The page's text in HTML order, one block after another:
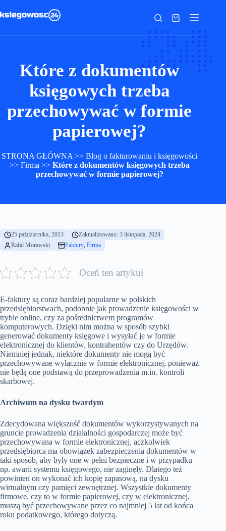
do
Koszyk
Które z dokumentów
księgowych trzeba
przechowywać w formie
papierowej?
STRONA GŁÓWNA >>Blog o fakturowaniu i księgowości
>> Firma >> Które z dokumentów księgowych trzeba
przechowywać w formie papierowej?
25 października, 2013
Zaktualizowano: 3 listopada, 2024
Rafal Morawski
Faktury, Firma
Oceń ten artykuł
E-faktury są coraz bardziej popularne w polskich
przedsiębiorstwach, podobnie jak prowadzenie księgowości w
trybie online, czy za pośrednictwem programów
komputerowych. Dzięki nim można w sposób szybki
generować dokumenty księgowe i wysyłać je w formie
elektronicznej do klientów, kontrahentów czy do Urzędów.
Niemniej jednak, niektóre dokumenty nie mogą być
przechowywane wyłącznie w formie elektronicznej, ponieważ
nie będą one podstawą do przeprowadzenia m.in. kontroli
skarbowej.
Archiwum na dysku twardym
Zdecydowana większość dokumentów wykorzystywanych na
gruncie prowadzenia działalności gospodarczej może być
przechowywana w formie elektronicznej, aczkolwiek
przedsiębiorca ma obowiązek zabezpieczenia dokumentów w
taki sposób, aby były one w pełni bezpieczne i w przypadku
np. awarii systemu księgowego, nie zaginęły. Dlatego też
powinien on wykonać ich kopię zapasową, na dysku
wirtualnym czy pamięci zewnętrznej. Wszystkie dokumenty
firmowe, czy to w formie papierowej, czy w elektronicznej,
muszą być przechowywane przez co najmniej 5 lat od końca
roku podatkowego, którego dotyczą.